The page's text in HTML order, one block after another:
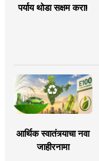
पर्याय थोडा सक्षम करा!
आर्थिक स्वातंत्र्याचा नवा
जाहीरनामा